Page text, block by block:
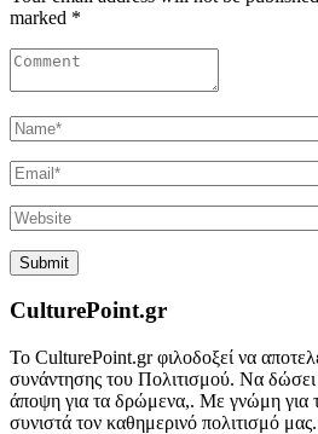
marked *
CulturePoint.gr
Το CulturePoint.gr φιλοδοξεί να
συνάντησης του Πολιτισμού. Να
άποψη για τα δρώμενα,. Με γνώμη για
συνιστά τον καθημερινό πολιτισμό μας.